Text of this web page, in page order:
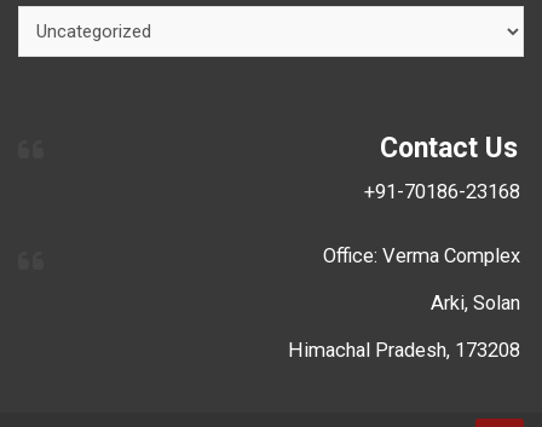
Contact Us
+91-70186-23168
Office: Verma Complex
Arki, Solan
Himachal Pradesh, 173208